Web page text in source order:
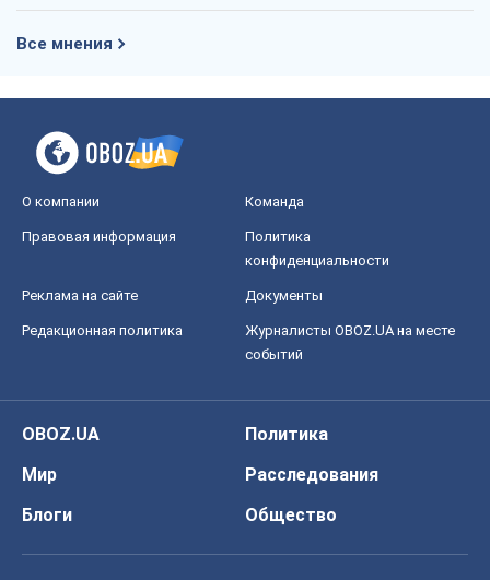
Все мнения
О компании Команда
Правовая информация
Политика
конфиденциальности
Реклама на сайте Документы
Редакционная политика
Журналисты OBOZ.UA на месте
событий
OBOZ.UA
Политика
Мир
Расследования
Блоги
Общество